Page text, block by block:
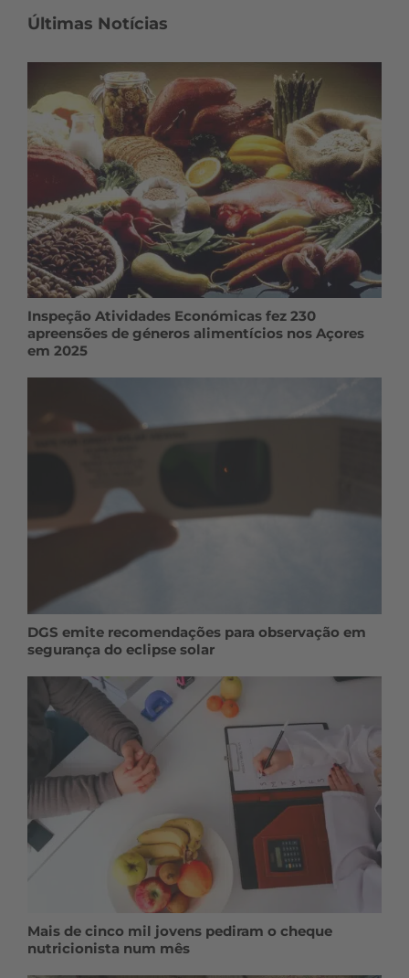
Últimas Notícias
Inspeção Atividades Económicas fez 230
apreensões de géneros alimentícios nos Açores
em 2025
DGS emite recomendações para observação em
segurança do eclipse solar
Mais de cinco mil jovens pediram o cheque
nutricionista num mês